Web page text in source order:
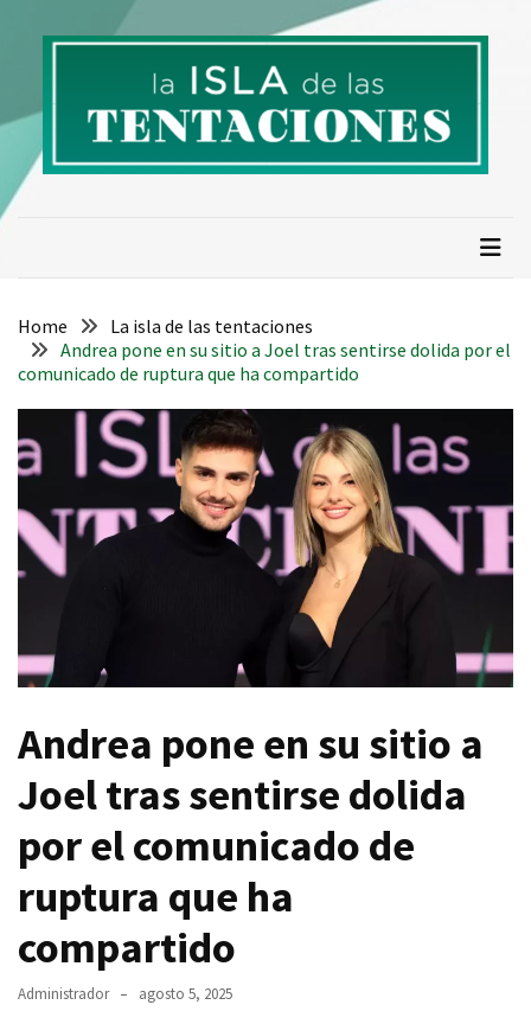
Numero 1 en telerealidad
Home
La isla de las tentaciones
Andrea pone en su sitio a Joel tras sentirse dolida por el
comunicado de ruptura que ha compartido
Andrea pone en su sitio a
Joel tras sentirse dolida
por el comunicado de
ruptura que ha
compartido
Administrador agosto 5, 2025